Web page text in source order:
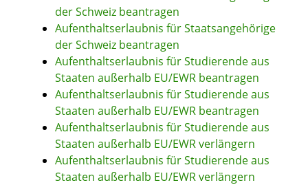
der Schweiz beantragen
Aufenthaltserlaubnis für Staatsangehörige
der Schweiz beantragen
Aufenthaltserlaubnis für Studierende aus
Staaten außerhalb EU/EWR beantragen
Aufenthaltserlaubnis für Studierende aus
Staaten außerhalb EU/EWR beantragen
Aufenthaltserlaubnis für Studierende aus
Staaten außerhalb EU/EWR verlängern
Aufenthaltserlaubnis für Studierende aus
Staaten außerhalb EU/EWR verlängern